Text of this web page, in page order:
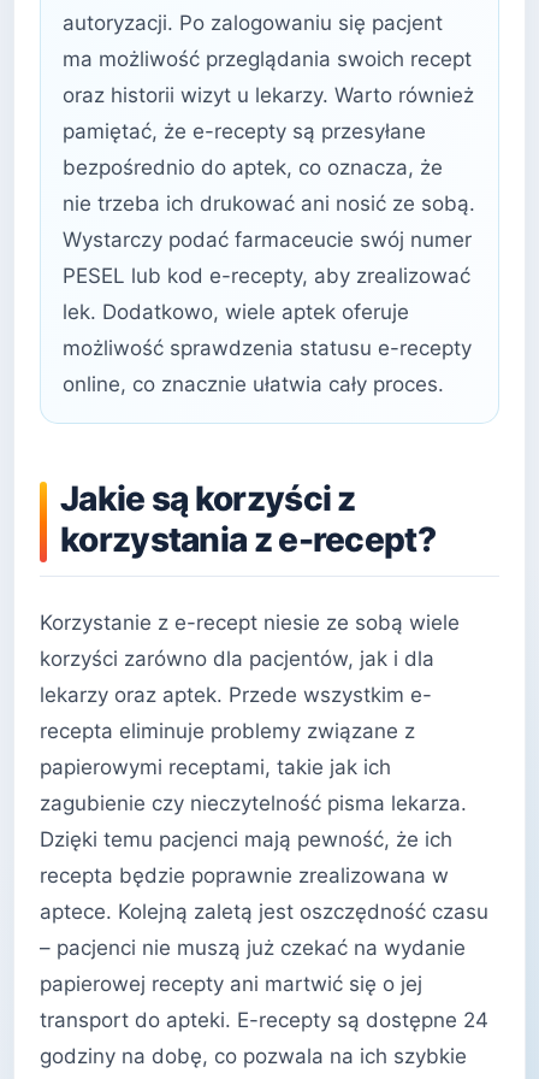
autoryzacji. Po zalogowaniu się pacjent
ma możliwość przeglądania swoich recept
oraz historii wizyt u lekarzy. Warto również
pamiętać, że e-recepty są przesyłane
bezpośrednio do aptek, co oznacza, że
nie trzeba ich drukować ani nosić ze sobą.
Wystarczy podać farmaceucie swój numer
PESEL lub kod e-recepty, aby zrealizować
lek. Dodatkowo, wiele aptek oferuje
możliwość sprawdzenia statusu e-recepty
online, co znacznie ułatwia cały proces.
Jakie są korzyści z
korzystania z e-recept?
Korzystanie z e-recept niesie ze sobą wiele
korzyści zarówno dla pacjentów, jak i dla
lekarzy oraz aptek. Przede wszystkim e-
recepta eliminuje problemy związane z
papierowymi receptami, takie jak ich
zagubienie czy nieczytelność pisma lekarza.
Dzięki temu pacjenci mają pewność, że ich
recepta będzie poprawnie zrealizowana w
aptece. Kolejną zaletą jest oszczędność czasu
– pacjenci nie muszą już czekać na wydanie
papierowej recepty ani martwić się o jej
transport do apteki. E-recepty są dostępne 24
godziny na dobę, co pozwala na ich szybkie